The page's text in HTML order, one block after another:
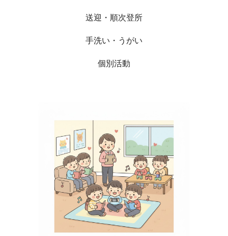
送迎・順次登所
手洗い・うがい
個別活動